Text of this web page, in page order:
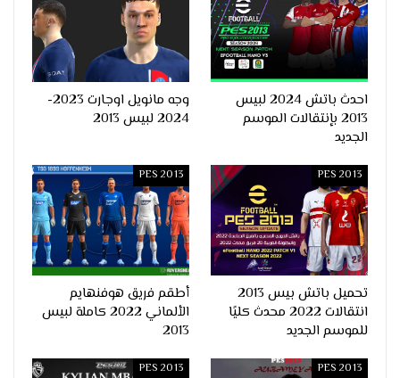
احدث باتش 2024 لبيس
2013 بإنتقالات الموسم
الجديد
وجه مانويل اوجارت 2023-
2024 لبيس 2013
PES 2013
تحميل باتش بيس 2013
انتقالات 2022 محدث كليًا
للموسم الجديد
PES 2013
أطقم فريق هوفنهايم
الألماني 2022 كاملة لبيس
2013
PES 2013
PES 2013